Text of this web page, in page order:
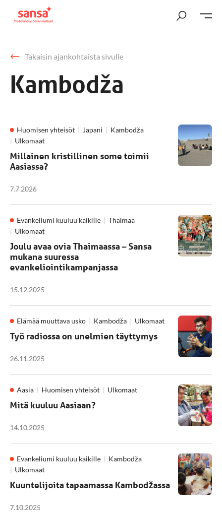
Takaisin ajankohtaista sivulle
Kambodža
Huomisen yhteisöt Japani
Kambodža
Ulkomaat
Millainen kristillinen some toimii
Aasiassa?
7.7.2026
Evankeliumi kuuluu kaikille
Thaimaa
Ulkomaat
Joulu avaa ovia Thaimaassa – Sansa
mukana suuressa
evankeliointikampanjassa
15.12.2025
Elämää muuttava usko Kambodža Ulkomaat
Työ radiossa on unelmien täyttymys
26.11.2025
Aasia Huomisen yhteisöt Ulkomaat
Mitä kuuluu Aasiaan?
14.10.2025
Evankeliumi kuuluu kaikille
Kambodža
Ulkomaat
Kuuntelijoita tapaamassa Kambodžassa
7.10.2025